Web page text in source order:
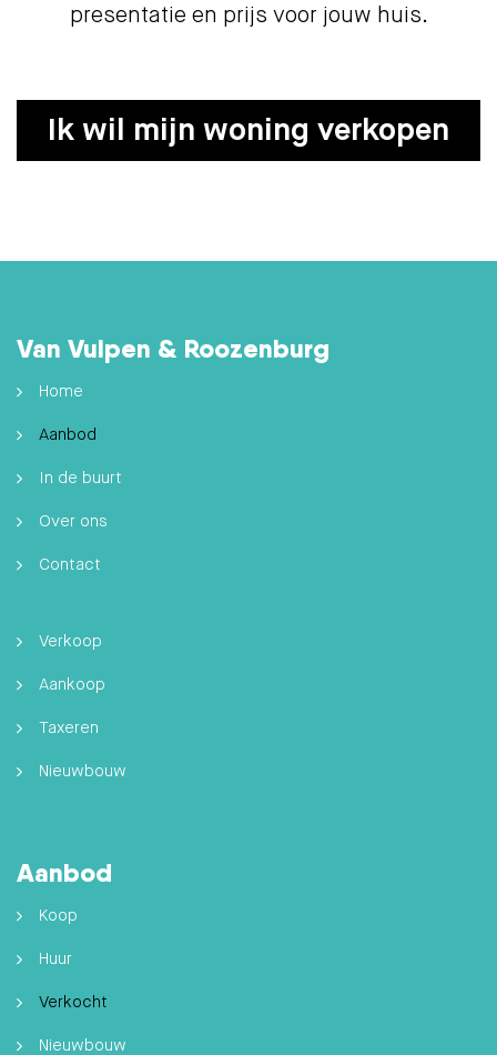
presentatie en prijs voor jouw huis.
Ik wil mijn woning verkopen
Van Vulpen & Roozenburg
Home
Aanbod
In de buurt
Over ons
Contact
Verkoop
Aankoop
Taxeren
Nieuwbouw
Aanbod
Koop
Huur
Verkocht
Nieuwbouw